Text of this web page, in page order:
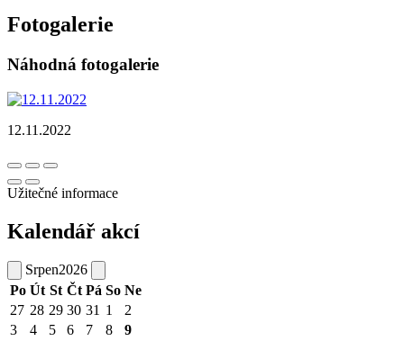
Fotogalerie
Náhodná fotogalerie
12.11.2022
Užitečné informace
Kalendář akcí
Srpen2026
Po Út St Čt Pá So Ne
27 28 29 30 31 1
2
3
4 5 6 7 8
9